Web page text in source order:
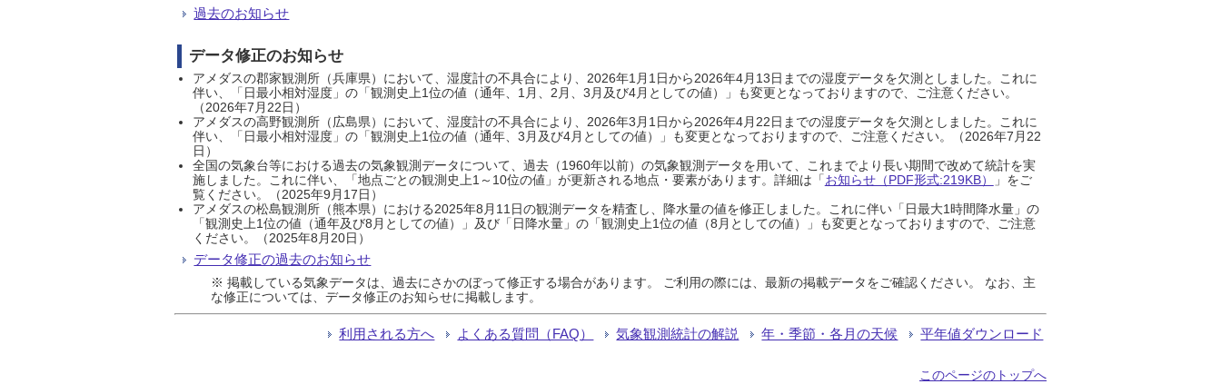
過去のお知らせ
データ修正のお知らせ
アメダスの郡家観測所（兵庫県）において、湿度計の不具合により、2026年1月1日から2026年4月13日までの湿度データを欠測としました。これに
伴い、「日最小相対湿度」の「観測史上1位の値（通年、1月、2月、3月及び4月としての値）」も変更となっておりますので、ご注意ください。
（2026年7月22日）
アメダスの高野観測所（広島県）において、湿度計の不具合により、2026年3月1日から2026年4月22日までの湿度データを欠測としました。これに
伴い、「日最小相対湿度」の「観測史上1位の値（通年、3月及び4月としての値）」も変更となっておりますので、ご注意ください。（2026年7月22
日）
全国の気象台等における過去の気象観測データについて、過去（1960年以前）の気象観測データを用いて、これまでより長い期間で改めて統計を実
施しました。これに伴い、「地点ごとの観測史上1～10位の値」が更新される地点・要素があります。詳細は「お知らせ（PDF形式:219KB）
」をご
覧ください。（2025年9月17日）
アメダスの松島観測所（熊本県）における2025年8月11日の観測データを精査し、降水量の値を修正しました。これに伴い「日最大1時間降水量」の
「観測史上1位の値（通年及び8月としての値）」及び「日降水量」の「観測史上1位の値（8月としての値）」も変更となっておりますので、ご注意
ください。（2025年8月20日）
データ修正の過去のお知らせ
※ 掲載している気象データは、過去にさかのぼって修正する場合があります。 ご利用の際には、最新の掲載データをご確認ください。 なお、主
な修正については、データ修正のお知らせに掲載します。
利用される方へ よくある質問（FAQ） 気象観測統計の解説 年・季節・各月の天候 平年値ダウンロード
このページのトップへ